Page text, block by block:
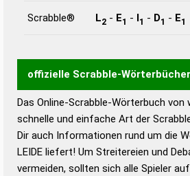
Scrabble® L2 - E1 - I1 - D1 - E1
offizielle Scrabble-Wörterbücher
Wortwurzel liefert mit Hilfe eines
Wortanalyse-Algorithmus gute
Wortbedeutung, Worttrennung und
Gültigkeit eines Wortes für das
Das Online-Scrabble-Wörterbuch von
schnelle und einfache Art der
Dir auch Informationen rund um die
LEIDE liefert! Um Streitereien und
vermeiden, sollten sich alle Spieler